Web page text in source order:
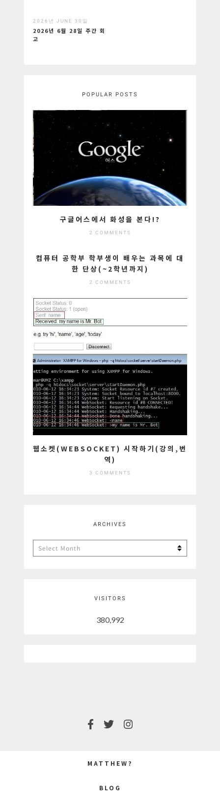
2026년 JUNE 30일
2026년 6월 28일 주간 회
고
POPULAR POSTS
구글어스에서 화성을 본다!?
2 COMMENTS
컴퓨터 공학부 학부생이 배우는 과목에 대
한 단상(~2학년까지)
2 COMMENTS
웹소켓(WEBSOCKET) 시작하기(강의,번
역)
3 COMMENTS
ARCHIVES
Archives
VISITORS
380,992
MATTHEW?
BLOG